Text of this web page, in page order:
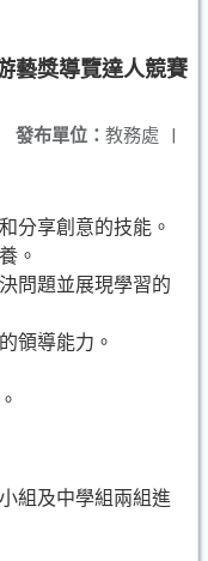
藝獎導覽達人競賽
發布單位： 教務處 |
分享創意的技能。
。
問題並展現學習的
領導能力。
組及中學組兩組進